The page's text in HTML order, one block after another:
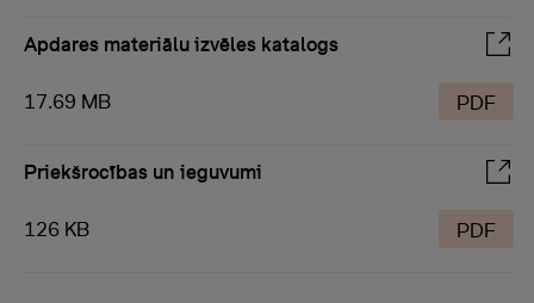
Apdares materiālu izvēles katalogs
17.69 MB PDF
Priekšrocības un ieguvumi
126 KB PDF